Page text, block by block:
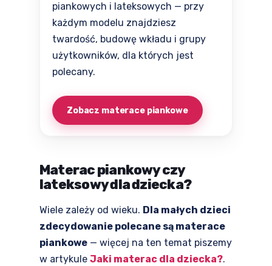
piankowych i lateksowych — przy
każdym modelu znajdziesz
twardość, budowę wkładu i grupy
użytkowników, dla których jest
polecany.
Zobacz materace piankowe
Materac piankowy czy
lateksowy dla dziecka?
Wiele zależy od wieku. Dla małych dzieci
zdecydowanie polecane są materace
piankowe — więcej na ten temat piszemy
w artykule Jaki materac dla dziecka?.